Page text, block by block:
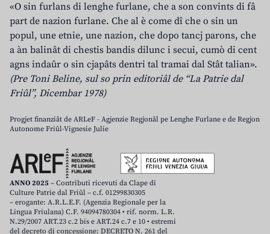
«O sin furlans di lenghe furlane, che a son convints di fâ
part de nazion furlane. Che al è come dî che o sin un
popul, une etnie, une nazion, che dopo tancj parons, che
a àn balinât di chestis bandis dilunc i secui, cumò di cent
agns indaûr o sin cjapâts dentri tal tramai dal Stât talian».
(Pre Toni Beline, sul so prin editoriâl de “La Patrie dal
Friûl”, Dicembar 1978)
Progjet finanziât de ARLeF - Agjenzie Regjonâl pe Lenghe Furlane e de Regjon
Autonome Friûl-Vignesie Julie
ANNO 2025 – Contributi ricevuti da Clape di
Culture Patrie dal Friûl – c.f. 01299830305
– erogante: A.R.L.E.F. (Agenzia Regionale per la
Lingua Friulana) C.F. 94094780304 • rif. norm. L.R.
N.29/2007 ART.23 c.2 bis e ART.24 c.7 e 10 • estremi
del decreto di concessione: DECRETO N. 261 del